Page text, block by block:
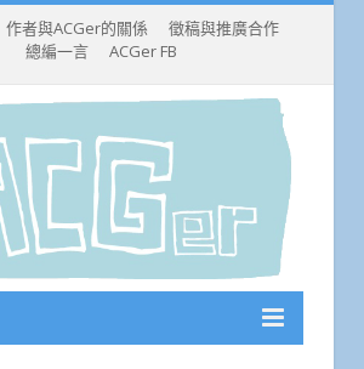
作者與ACGer的關係
徵稿與推廣合作
總編一言
ACGer FB